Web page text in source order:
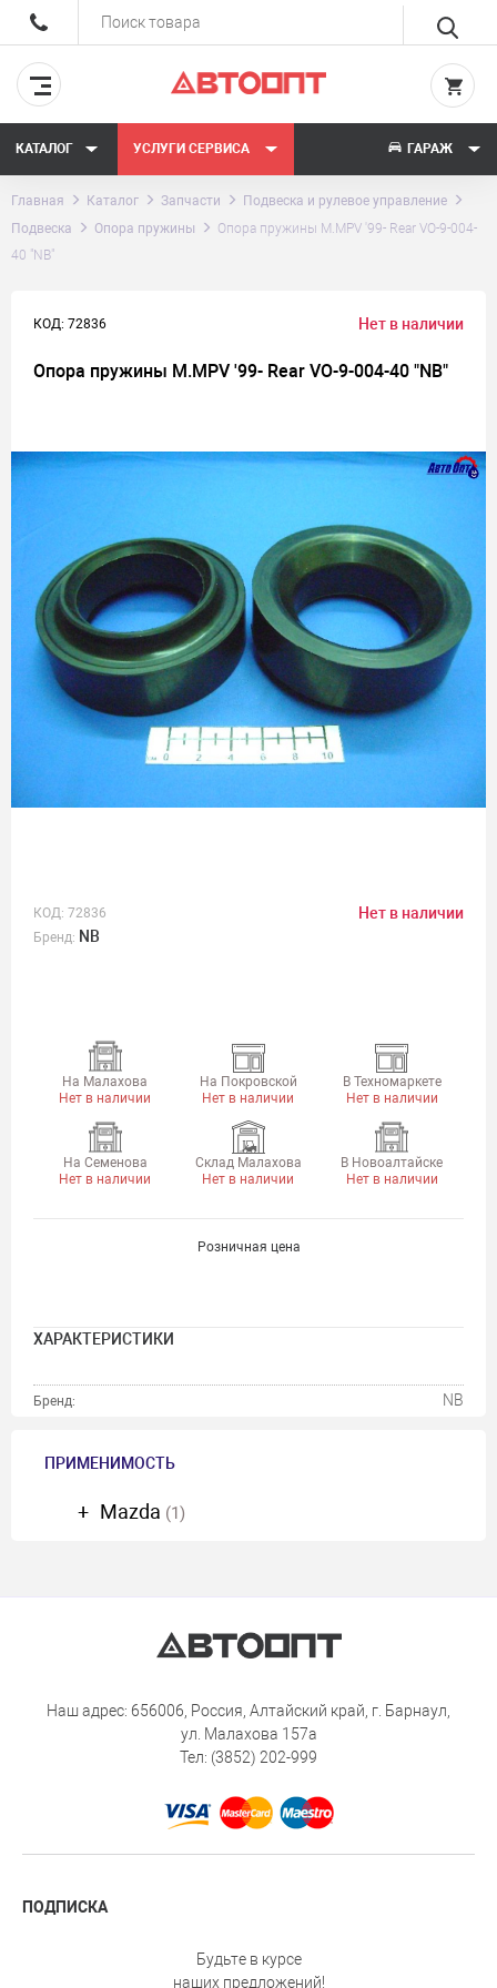
КАТАЛОГ УСЛУГИ СЕРВИСА ГАРАЖ
Главная Каталог Запчасти
Подвеска и рулевое управление
Подвеска
Опора пружины
Опора пружины M.MPV '99- Rear VO-9-004-
40 "NB"
КОД: 72836 Нет в наличии
Опора пружины M.MPV '99- Rear VO-9-004-40 "NB"
КОД: 72836 Нет в наличии
Бренд: NB
На Малахова
Нет в наличии
На Покровской
Нет в наличии
В Техномаркете
Нет в наличии
На Семенова
Нет в наличии
Склад Малахова
Нет в наличии
В Новоалтайске
Нет в наличии
Розничная цена
ХАРАКТЕРИСТИКИ
Бренд: NB
ПРИМЕНИМОСТЬ
Mazda (1)
Наш адрес: 656006, Россия, Алтайский край, г. Барнаул,
ул. Малахова 157а
Тел: (3852) 202-999
ПОДПИСКА
Будьте в курсе
наших предложений!